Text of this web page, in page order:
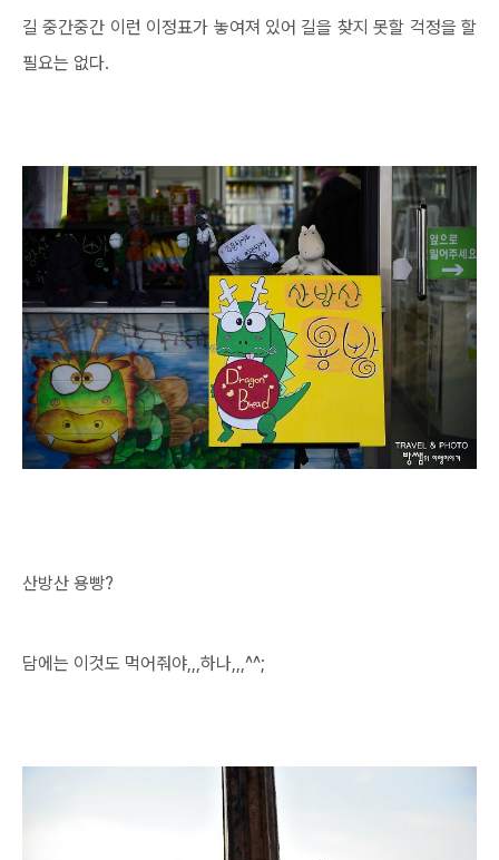
길 중간중간 이런 이정표가 놓여져 있어 길을 찾지 못할 걱정을 할
필요는 없다.
산방산 용빵?
담에는 이것도 먹어줘야,,,하나,,,^^;